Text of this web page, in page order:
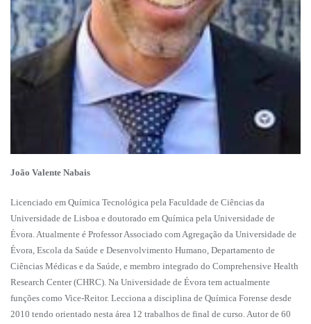
João Valente Nabais
Licenciado em Química Tecnológica pela Faculdade de Ciências da
Universidade de Lisboa e doutorado em Química pela Universidade de
Évora. Atualmente é Professor Associado com Agregação da Universidade de
Évora, Escola da Saúde e Desenvolvimento Humano, Departamento de
Ciências Médicas e da Saúde, e membro integrado do Comprehensive Health
Research Center (CHRC). Na Universidade de Évora tem actualmente
funções como Vice-Reitor. Lecciona a disciplina de Química Forense desde
2010 tendo orientado nesta área 12 trabalhos de final de curso. Autor de 60